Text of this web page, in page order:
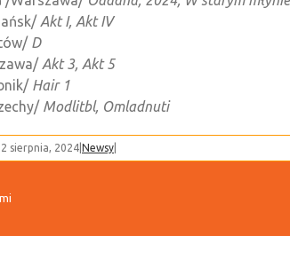
Akt I, Akt IV
D
Akt 3, Akt 5
Hair 1
Modlitbl, Omladnuti
sierpnia, 2024 Newsy